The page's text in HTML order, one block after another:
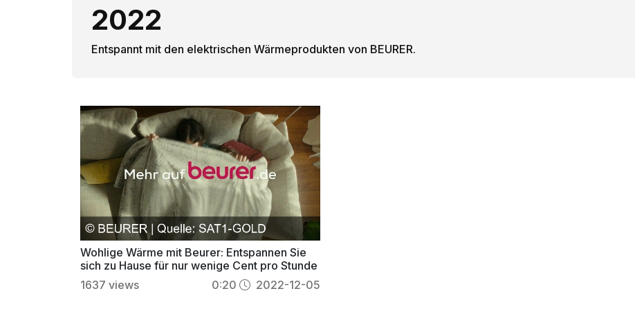
2022
Entspannt mit den elektrischen Wärmeprodukten von BEURER.
Wohlige Wärme mit Beurer: Entspannen Sie
sich zu Hause für nur wenige Cent pro Stunde
1637 views 0:20 2022-12-05